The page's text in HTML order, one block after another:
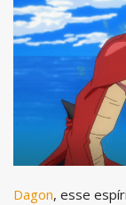
Dagon, esse